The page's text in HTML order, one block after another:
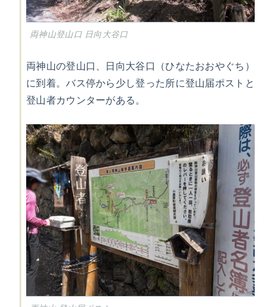
両神山登山口 日向大谷口
両神山の登山口、日向大谷口（ひなたおおやぐち）
に到着。バス停から少し登った所に登山届ポストと
登山者カウンターがある。